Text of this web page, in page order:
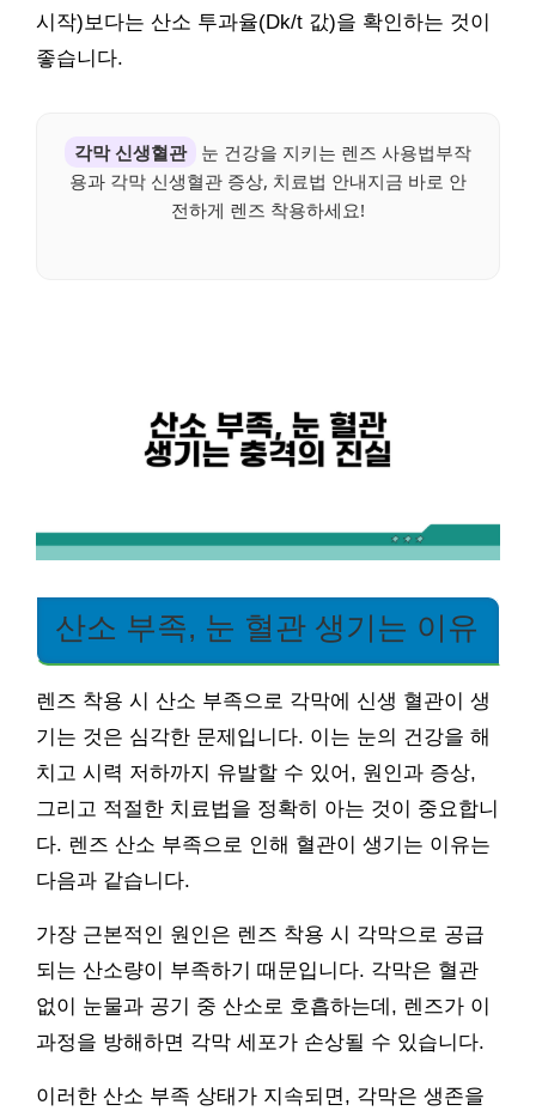
시작)보다는 산소 투과율(Dk/t 값)을 확인하는 것이
좋습니다.
각막 신생혈관
눈 건강을 지키는 렌즈 사용법부작
용과 각막 신생혈관 증상, 치료법 안내지금 바로 안
전하게 렌즈 착용하세요!
산소 부족, 눈 혈관 생기는 이유
렌즈 착용 시 산소 부족으로 각막에 신생 혈관이 생
기는 것은 심각한 문제입니다. 이는 눈의 건강을 해
치고 시력 저하까지 유발할 수 있어, 원인과 증상,
그리고 적절한 치료법을 정확히 아는 것이 중요합니
다. 렌즈 산소 부족으로 인해 혈관이 생기는 이유는
다음과 같습니다.
가장 근본적인 원인은 렌즈 착용 시 각막으로 공급
되는 산소량이 부족하기 때문입니다. 각막은 혈관
없이 눈물과 공기 중 산소로 호흡하는데, 렌즈가 이
과정을 방해하면 각막 세포가 손상될 수 있습니다.
이러한 산소 부족 상태가 지속되면, 각막은 생존을